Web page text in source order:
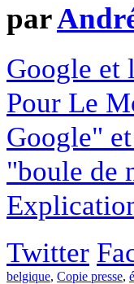
par
Google et
Pour Le
Google"
"boule de
Twitter
belgique, Copie presse,